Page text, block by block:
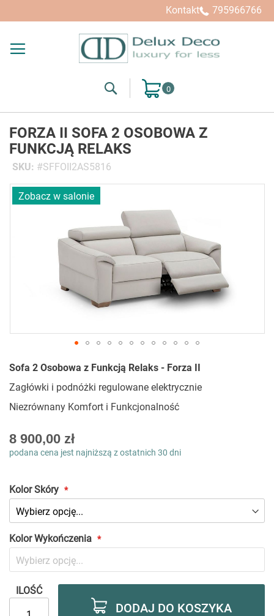
Kontakt 795966766
SearchMój koszyk
FORZA II SOFA 2 OSOBOWA Z
FUNKCJĄ RELAKS
SKU
SFFOII2AS5816
Przejdź
na
na
początek
Zobacz w salonie
Sofa 2 Osobowa z Funkcją Relaks - Forza II
Zagłówki i podnóżki regulowane elektrycznie
Niezrównany Komfort i Funkcjonalność
As
low
8 900,00 zł
podana cena jest najniższą z ostatnich 30 dni
Kolor Skóry
Kolor Wykończenia
ILOŚĆ
DODAJ DO KOSZYKA